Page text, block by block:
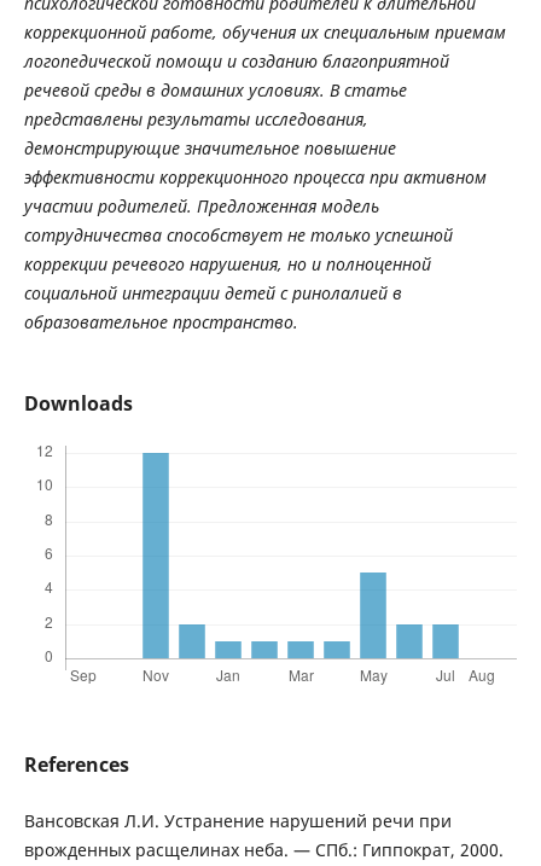
коррекционной работе, обучения их специальным приемам
логопедической помощи и созданию благоприятной
речевой среды в домашних условиях. В статье
представлены результаты исследования,
демонстрирующие значительное повышение
эффективности коррекционного процесса при активном
участии родителей. Предложенная модель
сотрудничества способствует не только успешной
коррекции речевого нарушения, но и полноценной
социальной интеграции детей с ринолалией в
образовательное пространство.
Downloads
References
Вансовская Л.И. Устранение нарушений речи при
врожденных расщелинах неба. — СПб.: Гиппократ, 2000.